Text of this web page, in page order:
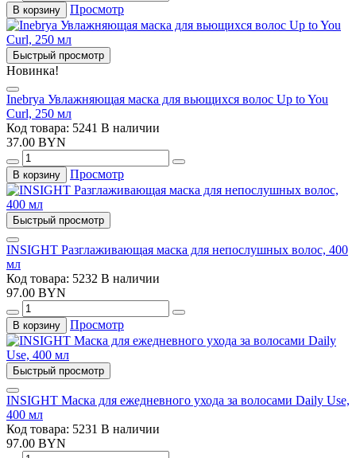
В корзину Просмотр
Быстрый просмотр
Новинка!
Inebrya Увлажняющая маска для вьющихся волос Up to You
Curl, 250 мл
Код товара: 5241 В наличии
37.00 BYN
В корзину Просмотр
Быстрый просмотр
INSIGHT Разглаживающая маска для непослушных волос, 400
мл
Код товара: 5232 В наличии
97.00 BYN
В корзину Просмотр
Быстрый просмотр
INSIGHT Маска для ежедневного ухода за волосами Daily Use,
400 мл
Код товара: 5231 В наличии
97.00 BYN